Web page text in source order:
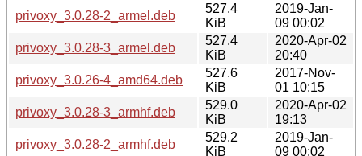
privoxy_3.0.28-2_armel.deb
527.4
KiB
2019-Jan-
09 00:02
privoxy_3.0.28-3_armel.deb
527.4
KiB
2020-Apr-02
20:40
privoxy_3.0.26-4_amd64.deb
527.6
KiB
2017-Nov-
01 10:15
privoxy_3.0.28-3_armhf.deb
529.0
KiB
2020-Apr-02
19:13
privoxy_3.0.28-2_armhf.deb
529.2
KiB
2019-Jan-
09 00:02